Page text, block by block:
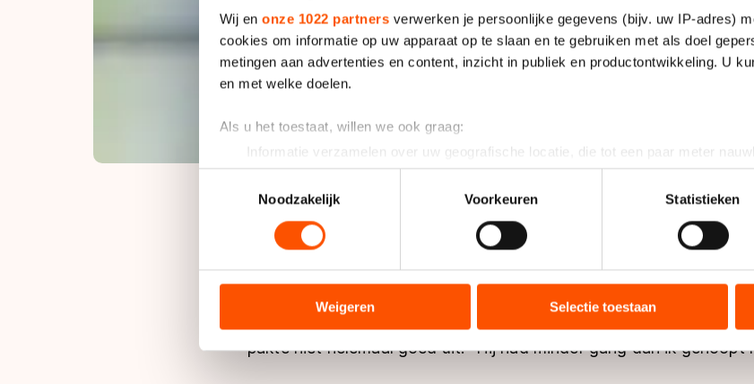
Wij en onze 1022 partners verwerken je persoonlijke gegevens (bijv. uw IP-adres)
cookies om informatie op uw apparaat op te slaan en te gebruiken met als doel
metingen aan advertenties en content, inzicht in publiek en productontwikkeling. U
en met welke doelen.
Als u het toestaat, willen we ook graag:
Informatie verzamelen over uw geografische locatie, die tot een paar meter
Uw apparaat identificeren door het actief te scannen op specifieke
Lees meer over hoe uw persoonlijke gegevens worden verwerkt en stel uw
toestemming op elk moment wijzigen of intrekken in de Cookieverklaring.
analyseren. We delen informatie over uw gebruik van onze site met onze partners
analyse. Zij kunnen deze combineren met andere gegevens die u aan hen heeft
hun services. Sommige partners kunnen gegevens doorgeven aan landen buiten de
adequaat beschermingsniveau geldt volgens de GDPR. Door op ‘Toestaan’ te
Noodzakelijk
Voorkeuren Statistieken
Weigeren Selectie toestaan
“Rekening houdend met de wind en met mijn lange tegenstander
ontvouwde Bloemen zijn plan voor de rit tegen de Duitser Moritz
hele seizoen heel regelmatig en ik wilde elke tweede ronde achter
pakte niet helemaal goed uit. “Hij had minder gang dan ik gehoopt